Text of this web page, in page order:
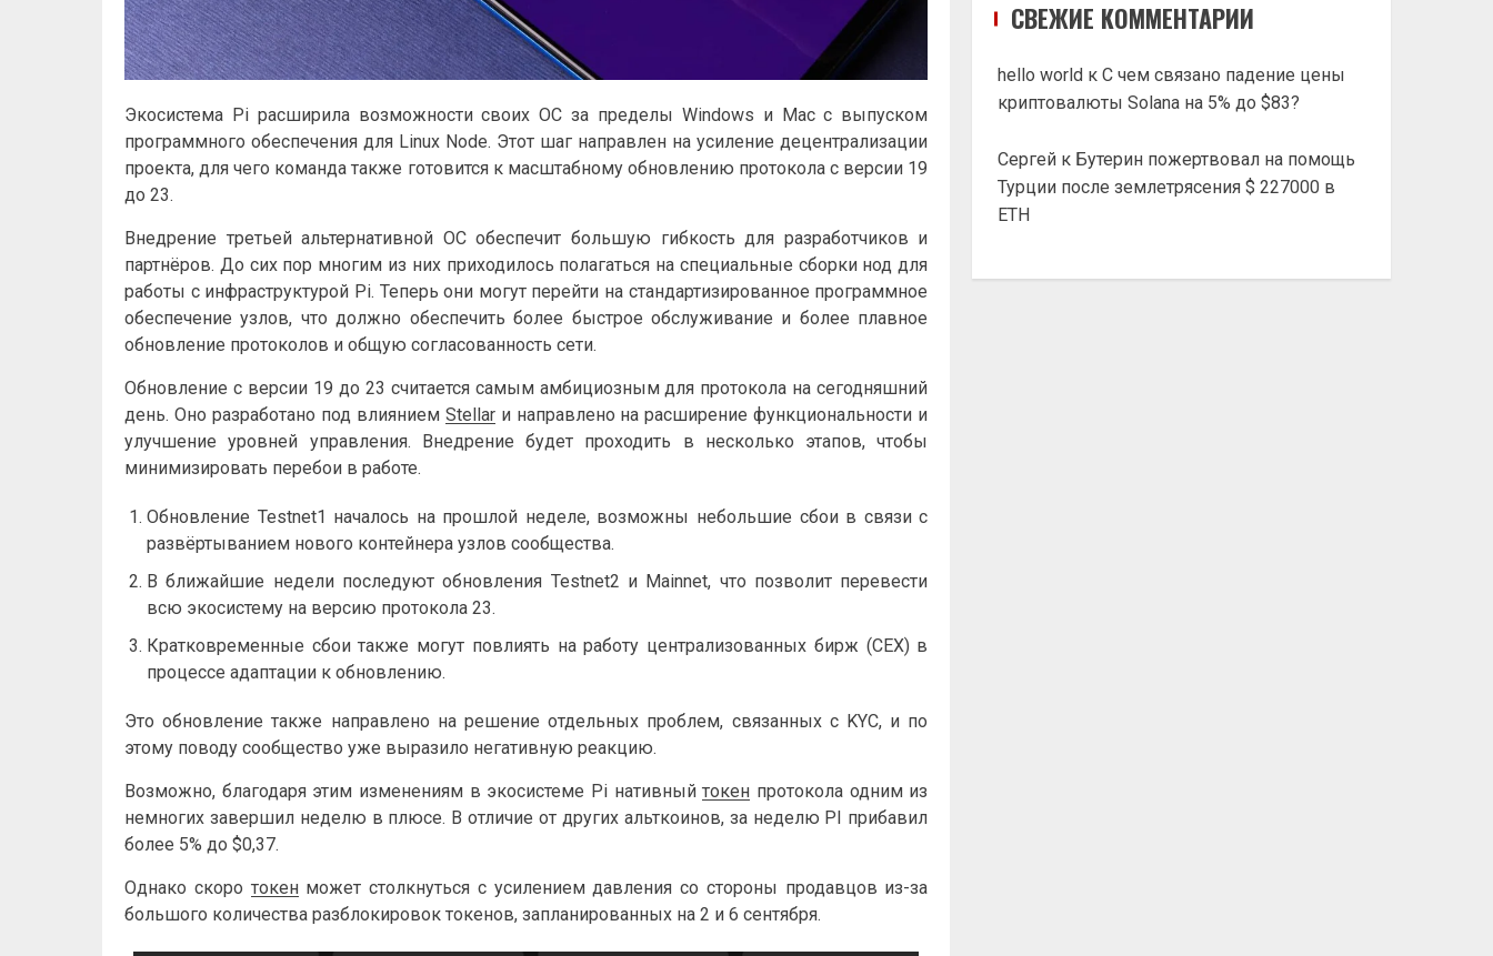
Экосистема Pi расширила возможности своих ОС за пределы Windows и Mac с выпуском
программного обеспечения для Linux Node. Этот шаг направлен на усиление децентрализации
проекта, для чего команда также готовится к масштабному обновлению протокола с версии 19
до 23.
Внедрение третьей альтернативной ОС обеспечит большую гибкость для разработчиков и
партнёров. До сих пор многим из них приходилось полагаться на специальные сборки нод для
работы с инфраструктурой Pi. Теперь они могут перейти на стандартизированное программное
обеспечение узлов, что должно обеспечить более быстрое обслуживание и более плавное
обновление протоколов и общую согласованность сети.
Обновление с версии 19 до 23 считается самым амбициозным для протокола на сегодняшний
день. Оно разработано под влиянием Stellarи направлено на расширение функциональности и
улучшение уровней управления. Внедрение будет проходить в несколько этапов, чтобы
минимизировать перебои в работе.
Обновление Testnet1 началось на прошлой неделе, возможны небольшие сбои в связи с
развёртыванием нового контейнера узлов сообщества.
В ближайшие недели последуют обновления Testnet2 и Mainnet, что позволит перевести
всю экосистему на версию протокола 23.
Кратковременные сбои также могут повлиять на работу централизованных бирж (CEX) в
процессе адаптации к обновлению.
Это обновление также направлено на решение отдельных проблем, связанных с KYC, и по
этому поводу сообщество уже выразило негативную реакцию.
Возможно, благодаря этим изменениям в экосистеме Pi нативныйтокен протокола одним из
немногих завершил неделю в плюсе. В отличие от других альткоинов, за неделю PI прибавил
более 5% до $0,37.
Однако скоро токенможет столкнуться с усилением давления со стороны продавцов из-за
большого количества разблокировок токенов, запланированных на 2 и 6 сентября.
СВЕЖИЕ КОММЕНТАРИИ
hello world кС чем связано падение цены
криптовалюты Solana на 5% до $83?
Сергей к Бутерин пожертвовал на помощь
Турции после землетрясения $ 227000 в
ETH